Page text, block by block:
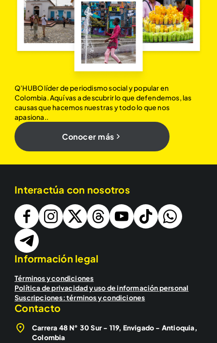
Q’HUBO líder de periodismo social y popular en
Colombia. Aquí vas a descubrir lo que defendemos, las
causas que hacemos nuestras y todo lo que nos
apasiona..
Conocer más
Interactúa con nosotros
Información legal
Términos y condiciones
Política de privacidad y uso de información personal
Suscripciones: términos y condiciones
Contacto
Carrera 48 N° 30 Sur - 119, Envigado - Antioquia,
Colombia